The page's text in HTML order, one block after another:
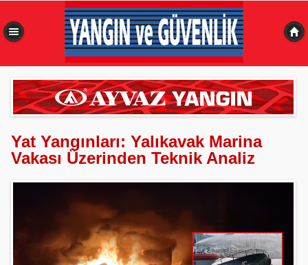
Yat Yangınları: Yalıkavak Marina
Vakası Üzerinden Teknik Analiz
0,523 sn